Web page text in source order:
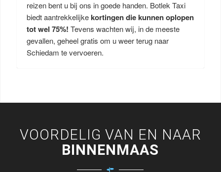
reizen bent u bij ons in goede handen. Botlek Taxi
biedt aantrekkelijkekortingen die kunnen oplopen
tot wel 75%! Tevens wachten wij, in de meeste
gevallen, geheel gratis om u weer terug naar
Schiedam te vervoeren.
VOORDELIG VAN EN NAAR
BINNENMAAS